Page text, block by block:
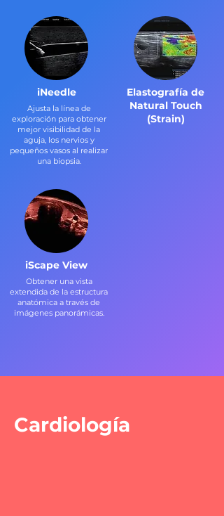
iNeedle
Ajusta la línea de
exploración para obtener
mejor visibilidad de la
aguja, los nervios y
pequeños vasos al realizar
una biopsia.
iScape View
Obtener una vista
extendida de la estructura
anatómica a través de
imágenes panorámicas.
Elastografía de
Natural Touch
(Strain)
Cardiología